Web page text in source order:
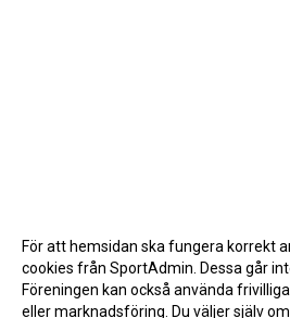
För att hemsidan ska fungera korrekt
cookies från SportAdmin. Dessa går
Föreningen kan också använda
eller marknadsföring. Du väljer själv